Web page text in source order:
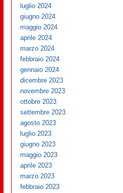
luglio 2024
giugno 2024
maggio 2024
aprile 2024
marzo 2024
febbraio 2024
gennaio 2024
dicembre 2023
novembre 2023
ottobre 2023
settembre 2023
agosto 2023
luglio 2023
giugno 2023
maggio 2023
aprile 2023
marzo 2023
febbraio 2023